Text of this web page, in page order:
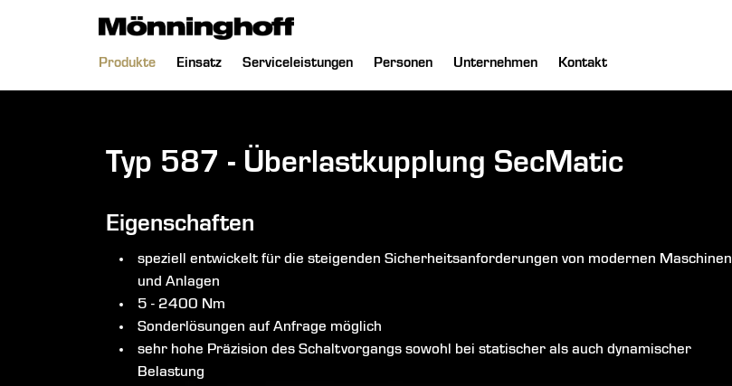
Navigation
Produkte Einsatz Serviceleistungen Personen Unternehmen Kontakt
Typ 587 - Überlastkupplung SecMatic
Eigenschaften
speziell entwickelt für die steigenden Sicherheitsanforderungen von modernen Maschinen
und Anlagen
5 - 2400 Nm
Sonderlösungen auf Anfrage möglich
sehr hohe Präzision des Schaltvorgangs sowohl bei statischer als auch dynamischer
Belastung